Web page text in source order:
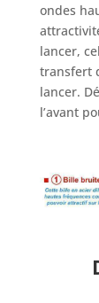
ondes
lancer,
transfert
lancer.
l’avant